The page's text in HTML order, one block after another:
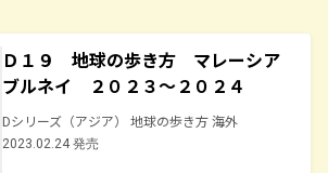
Ｄ１９ 地球の歩き方 マレーシア
ブルネイ ２０２３～２０２４
Dシリーズ（アジア） 地球の歩き方 海外
2023.02.24 発売